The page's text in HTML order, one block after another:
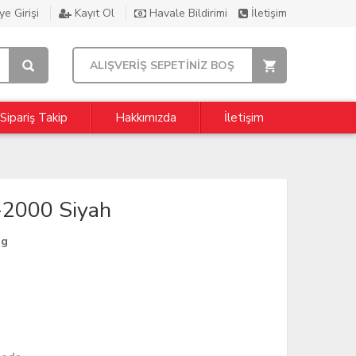
Girişi Kayıt Ol Havale Bildirimi İletişim
ALIŞVERİŞ SEPETİNİZ BOŞ
Sipariş Takip Hakkımızda İletişim
Siyah